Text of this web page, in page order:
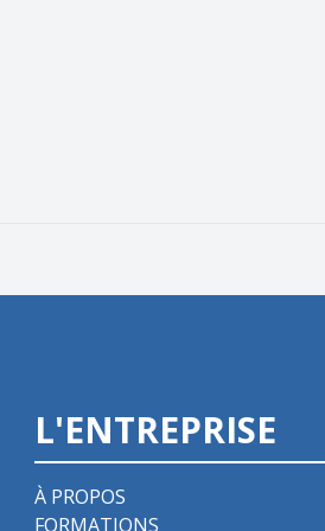
L'ENTREPRISE
À PROPOS
FORMATIONS